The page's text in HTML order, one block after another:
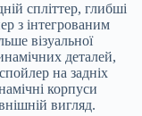
спліттер, глибші
з інтегрованим
візуальної
деталей,
на задніх
корпуси
вигляд.